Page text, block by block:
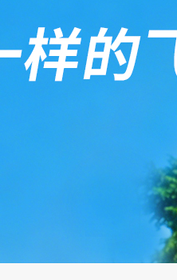
多旋翼无人机组装专用配件套
垂直起降固定翼装调实训教学
无人机套装